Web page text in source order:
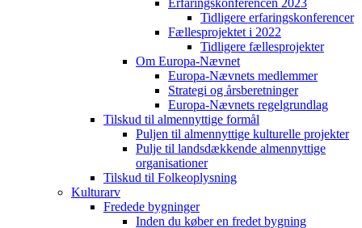
Erfaringskonferencen 2023
Tidligere erfaringskonferencer
Fællesprojektet i 2022
Tidligere fællesprojekter
Om Europa-Nævnet
Europa-Nævnets medlemmer
Strategi og årsberetninger
Europa-Nævnets regelgrundlag
Tilskud til almennyttige formål
Puljen til almennyttige kulturelle projekter
Pulje til landsdækkende almennyttige
organisationer
Tilskud til Folkeoplysning
Kulturarv
Fredede bygninger
Inden du køber en fredet bygning